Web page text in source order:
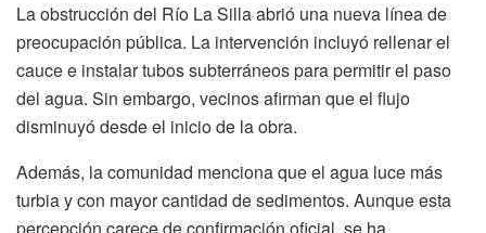
La obstrucción del Río La Silla abrió una nueva línea de
preocupación pública. La intervención incluyó rellenar el
cauce e instalar tubos subterráneos para permitir el paso
del agua. Sin embargo, vecinos afirman que el flujo
disminuyó desde el inicio de la obra.
Además, la comunidad menciona que el agua luce más
turbia y con mayor cantidad de sedimentos. Aunque esta